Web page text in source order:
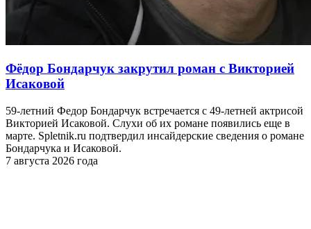
Фёдор Бондарчук закрутил роман с Викторией
Исаковой
59-летний Федор Бондарчук встречается с 49-летней актрисой
Викторией Исаковой. Слухи об их романе появились еще в
марте. Spletnik.ru подтвердил инсайдерские сведения о романе
Бондарчука и Исаковой.
7 августа 2026 года